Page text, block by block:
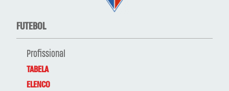
FUTEBOL
Profissional
TABELA
ELENCO